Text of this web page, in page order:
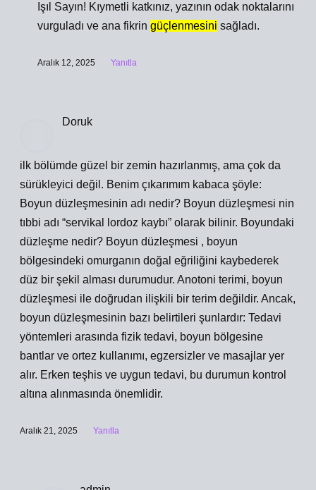
Işıl Sayın! Kıymetli katkınız, yazının odak noktalarını
vurguladı ve ana fikrin güçlenmesini sağladı.
Aralık 12, 2025 Yanıtla
Doruk
ilk bölümde güzel bir zemin hazırlanmış, ama çok da
sürükleyici değil. Benim çıkarımım kabaca şöyle:
Boyun düzleşmesinin adı nedir? Boyun düzleşmesi nin
tıbbi adı “servikal lordoz kaybı” olarak bilinir. Boyundaki
düzleşme nedir? Boyun düzleşmesi , boyun
bölgesindeki omurganın doğal eğriliğini kaybederek
düz bir şekil alması durumudur. Anotoni terimi, boyun
düzleşmesi ile doğrudan ilişkili bir terim değildir. Ancak,
boyun düzleşmesinin bazı belirtileri şunlardır: Tedavi
yöntemleri arasında fizik tedavi, boyun bölgesine
bantlar ve ortez kullanımı, egzersizler ve masajlar yer
alır. Erken teşhis ve uygun tedavi, bu durumun kontrol
altına alınmasında önemlidir.
Aralık 21, 2025 Yanıtla